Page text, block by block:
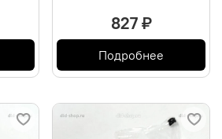
827 ₽
Подробнее